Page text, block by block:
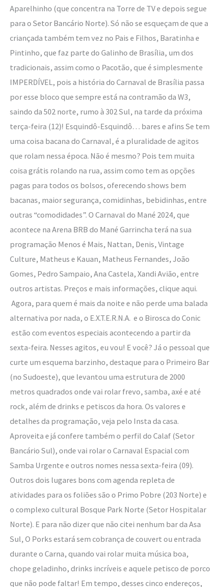
Aparelhinho (que concentra na Torre de TV e depois segue
para o Setor Bancário Norte). Só não se esqueçam de que a
criançada também tem vez no Pais e Filhos, Baratinha e
Pintinho, que faz parte do Galinho de Brasília, um dos
tradicionais, assim como o Pacotão, que é simplesmente
IMPERDÍVEL, pois a história do Carnaval de Brasília passa
por esse bloco que sempre está na contramão da W3,
saindo da 502 norte, rumo à 302 Sul, na tarde da próxima
terça-feira (12)! Esquindô-Esquindô… bares e afins Se tem
uma coisa bacana do Carnaval, é a pluralidade de agitos
que rolam nessa época. Não é mesmo? Pois tem muita
coisa grátis rolando na rua, assim como tem as opções
pagas para todos os bolsos, oferecendo shows bem
bacanas, maior segurança, comidinhas, bebidinhas, entre
outras “comodidades”. O Carnaval do Mané 2024, que
acontece na Arena BRB do Mané Garrincha terá na sua
programação Menos é Mais, Nattan, Denis, Vintage
Culture, Matheus e Kauan, Matheus Fernandes, João
Gomes, Pedro Sampaio, Ana Castela, Xandi Avião, entre
outros artistas. Preços e mais informações, clique aqui.
Agora, para quem é mais da noite e não perde uma balada
alternativa por nada, o E.X.T.E.R.N.A. e o Birosca do Conic
estão com eventos especiais acontecendo a partir da
sexta-feira. Nesses agitos, eu vou! E você? Já o pessoal que
curte um esquema barzinho, destaque para o Primeiro Bar
(no Sudoeste), que levantou uma estrutura de 2000
metros quadrados onde vai rolar frevo, samba, axé e até
rock, além de drinks e petiscos da hora. Os valores e
detalhes da programação, veja pelo Insta da casa.
Aproveita e já confere também o perfil do Calaf (Setor
Bancário Sul), onde vai rolar o Carnaval Espacial com
Samba Urgente e outros nomes nessa sexta-feira (09).
Outros dois lugares bons com agenda repleta de
atividades para os foliões são o Primo Pobre (203 Norte) e
o complexo cultural Bosque Park Norte (Setor Hospitalar
Norte). E para não dizer que não citei nenhum bar da Asa
Sul, O Porks estará sem cobrança de couvert ou entrada
durante o Carna, quando vai rolar muita música boa,
chope geladinho, drinks incríveis e aquele petisco de porco
que não pode faltar! Em tempo, desses cinco endereços,